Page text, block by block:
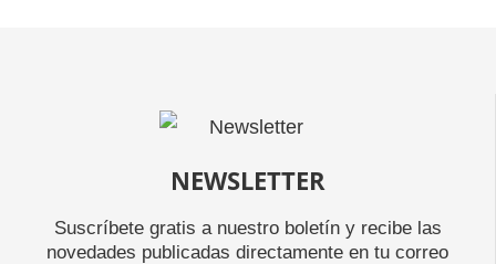
NEWSLETTER
Suscríbete gratis a nuestro boletín y recibe las
novedades publicadas directamente en tu correo